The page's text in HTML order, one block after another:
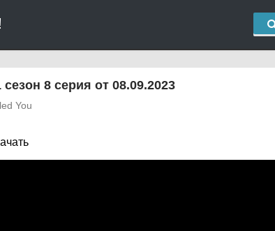
8 серия от 08.09.2023
You